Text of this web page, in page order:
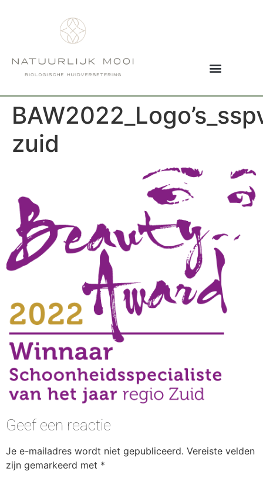
zuid
Geef een reactie
Je e-mailadres wordt niet gepubliceerd. Vereiste velden
zijn gemarkeerd met *